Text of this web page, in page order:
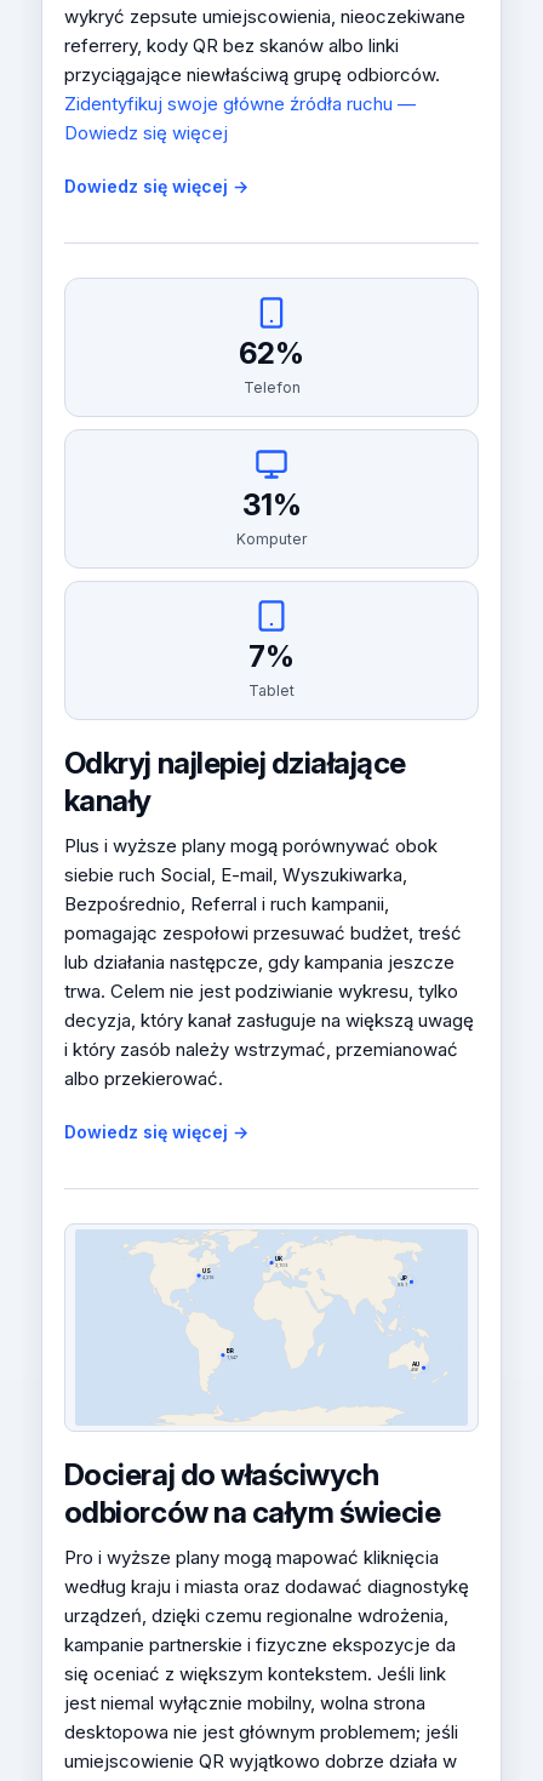
wykryć zepsute umiejscowienia, nieoczekiwane
referrery, kody QR bez skanów albo linki
przyciągające niewłaściwą grupę odbiorców.
Zidentyfikuj swoje główne źródła ruchu —
Dowiedz się więcej
Dowiedz się więcej →
62%
Telefon
31%
Komputer
7%
Tablet
Odkryj najlepiej działające
kanały
Plus i wyższe plany mogą porównywać obok
siebie ruch Social, E-mail, Wyszukiwarka,
Bezpośrednio, Referral i ruch kampanii,
pomagając zespołowi przesuwać budżet, treść
lub działania następcze, gdy kampania jeszcze
trwa. Celem nie jest podziwianie wykresu, tylko
decyzja, który kanał zasługuje na większą uwagę
i który zasób należy wstrzymać, przemianować
albo przekierować.
Dowiedz się więcej →
US
4,218
UK
2,103
BR
1,547
JP
891
AU
456
Docieraj do właściwych
odbiorców na całym świecie
Pro i wyższe plany mogą mapować kliknięcia
według kraju i miasta oraz dodawać diagnostykę
urządzeń, dzięki czemu regionalne wdrożenia,
kampanie partnerskie i fizyczne ekspozycje da
się oceniać z większym kontekstem. Jeśli link
jest niemal wyłącznie mobilny, wolna strona
desktopowa nie jest głównym problemem; jeśli
umiejscowienie QR wyjątkowo dobrze działa w